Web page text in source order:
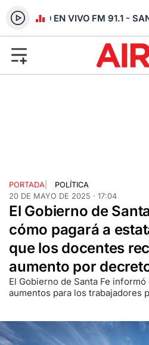
RADIO EN VIVO FM 91.1 -
PORTADA
POLÍTICA
20 DE MAYO DE 2025 · 17:04
El Gobierno de
cómo pagará a
que los docentes
aumento por
El Gobierno de Santa Fe
aumentos para los trabajadores